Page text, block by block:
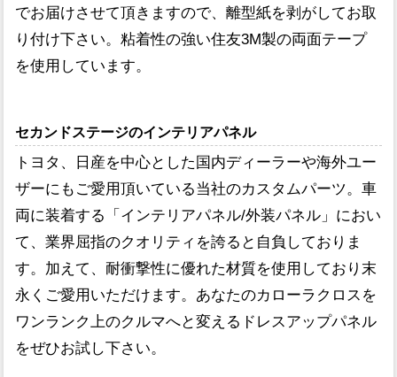
でお届けさせて頂きますので、離型紙を剥がしてお取
り付け下さい。粘着性の強い住友3M製の両面テープ
を使用しています。
セカンドステージのインテリアパネル
トヨタ、日産を中心とした国内ディーラーや海外ユー
ザーにもご愛用頂いている当社のカスタムパーツ。車
両に装着する「インテリアパネル/外装パネル」におい
て、業界屈指のクオリティを誇ると自負しておりま
す。加えて、耐衝撃性に優れた材質を使用しており末
永くご愛用いただけます。あなたのカローラクロスを
ワンランク上のクルマへと変えるドレスアップパネル
をぜひお試し下さい。